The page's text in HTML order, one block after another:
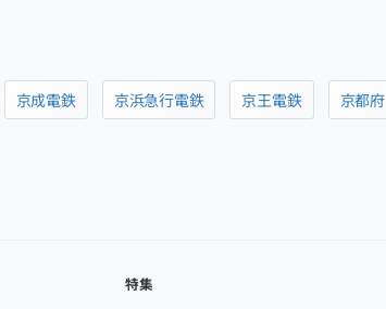
京成電鉄 京浜急行電鉄 京王電鉄 京都府
特集